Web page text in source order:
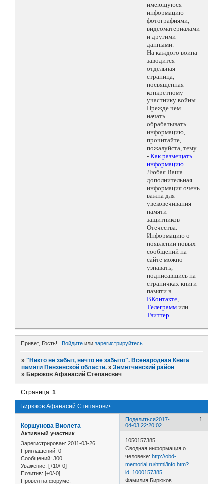
имеющуюся
информацию
фотографиями,
видеоматериалами
и другими
данными.
На каждого воина
заводится
отдельная
страница,
посвященная
конкретному
участнику войны.
Прежде чем
начать
обрабатывать
информацию,
прочитайте,
пожалуйста, тему
- Как размещать
информацию.
Любая Ваша
дополнительная
информация очень
важна для
увековечивания
памяти
защитников
Отечества.
Информацию о
появлении новых
сообщений на
сайте можно
узнавать,
подписавшись на
страничках книги
памяти в
ВКонтакте,
Телеграмм или
Твиттер.
Привет, Гость! Войдитеили зарегистрируйтесь.
»"Никто не забыт, ничто не забыто". Всенародная Книга
памяти Пензенской области. »Земетчинский район
» Бирюков Афанасий Степанович
Бирюков Афанасий Степанович
Страница:1
Поделиться 1
2017-
04-03 22:20:02
Коршунова Виолета
Активный участник
Зарегистрирован: 2011-03-26
Приглашений: 0
Сообщений: 300
Уважение: [+10/-0]
Позитив: [+0/-0]
Провел на форуме:
1050157385
Сводная информация о
человеке:http://obd-
memorial.ru/html/info.htm?
id=1000157385
Фамилия Бирюков